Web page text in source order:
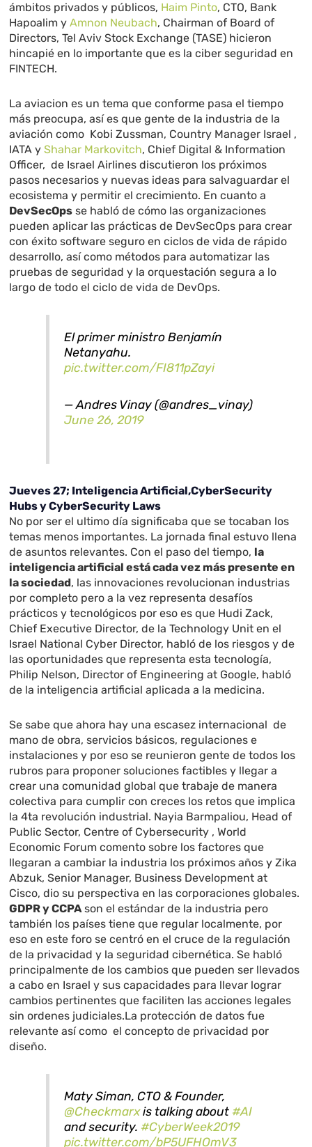
ámbitos privados y públicos, Haim Pinto, CTO, Bank
Hapoalim yAmnon Neubach, Chairman of Board of
Directors, Tel Aviv Stock Exchange (TASE) hicieron
hincapié en lo importante que es la ciber seguridad en
FINTECH.
La aviacion es un tema que conforme pasa el tiempo
más preocupa, así es que gente de la industria de la
aviación como Kobi Zussman, Country Manager Israel ,
IATA yShahar Markovitch, Chief Digital & Information
Officer, de Israel Airlines discutieron los próximos
pasos necesarios y nuevas ideas para salvaguardar el
ecosistema y permitir el crecimiento. En cuanto a
DevSecOps se habló de cómo las organizaciones
pueden aplicar las prácticas de DevSecOps para crear
con éxito software seguro en ciclos de vida de rápido
desarrollo, así como métodos para automatizar las
pruebas de seguridad y la orquestación segura a lo
largo de todo el ciclo de vida de DevOps.
El primer ministro Benjamín
Netanyahu.
pic.twitter.com/FI811pZayi
— Andres Vinay (@andres_vinay)
June 26, 2019
Jueves 27; Inteligencia Artificial,CyberSecurity
Hubs y CyberSecurity Laws
No por ser el ultimo día significaba que se tocaban los
temas menos importantes. La jornada final estuvo llena
de asuntos relevantes. Con el paso del tiempo, la
inteligencia artificial está cada vez más presente en
la sociedad, las innovaciones revolucionan industrias
por completo pero a la vez representa desafíos
prácticos y tecnológicos por eso es que Hudi Zack,
Chief Executive Director, de la Technology Uniten el
Israel National Cyber Director, habló de los riesgos y de
las oportunidades que representa esta tecnología,
Philip Nelson, Director of Engineering at Google, habló
de la inteligencia artificial aplicada a la medicina.
Se sabe que ahora hay una escasez internacional de
mano de obra, servicios básicos, regulaciones e
instalaciones y por eso se reunieron gente de todos los
rubros para proponer soluciones factibles y llegar a
crear una comunidad global que trabaje de manera
colectiva para cumplir con creces los retos que implica
la 4ta revolución industrial. Nayia Barmpaliou, Head of
Public Sector, Centre of Cybersecurity , World
Economic Forum comento sobre los factores que
llegaran a cambiar la industria los próximos años y Zika
Abzuk,Senior Manager, Business Development at
Cisco, dio su perspectiva en las corporaciones globales.
GDPR y CCPAson el estándar de la industria pero
también los países tiene que regular localmente, por
eso en este foro se centró en el cruce de la regulación
de la privacidad y la seguridad cibernética. Se habló
principalmente de los cambios que pueden ser llevados
a cabo en Israel y sus capacidades para llevar lograr
cambios pertinentes que faciliten las acciones legales
sin ordenes judiciales.La protección de datos fue
relevante así como el concepto de privacidad por
diseño.
Maty Siman, CTO & Founder,
@Checkmarxis talking about#AI
and security.#CyberWeek2019
pic.twitter.com/bP5UFHOmV3